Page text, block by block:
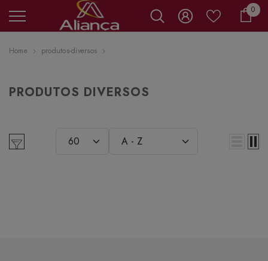
00
Home produtos-diversos
PRODUTOS DIVERSOS